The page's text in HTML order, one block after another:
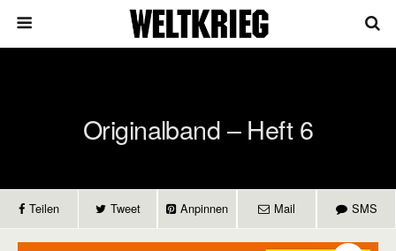
Originalband – Heft 6
Teilen Tweet Anpinnen Mail SMS